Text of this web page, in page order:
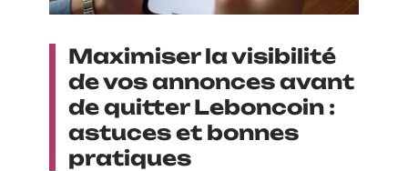
Maximiser la visibilité
de vos annonces avant
de quitter Leboncoin :
astuces et bonnes
pratiques